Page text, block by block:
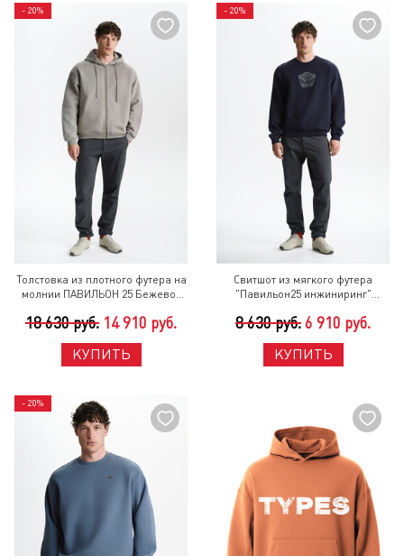
- 20%
Толстовка из плотного футера на
молнии ПАВИЛЬОН 25 Бежево-
18 630 руб. 14 910 руб.
КУПИТЬ
- 20%
Свитшот из мягкого футера
"Павильон25 инжиниринг"
8 630 руб. 6 910 руб.
КУПИТЬ
- 20%